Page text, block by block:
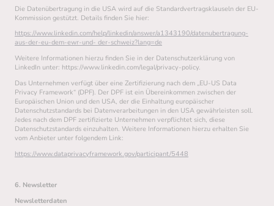
Die Datenübertragung in die USA wird auf die Standardvertragsklauseln der EU-
Kommission gestützt. Details finden Sie hier:
https://www.linkedin.com/help/linkedin/answer/a1343190/datenubertragung-
aus-der-eu-dem-ewr-und- der-schweiz?lang=de
Weitere Informationen hierzu finden Sie in der Datenschutzerklärung von
LinkedIn unter: https://www.linkedin.com/legal/privacy-policy.
Das Unternehmen verfügt über eine Zertifizierung nach dem „EU-US Data
Privacy Framework“ (DPF). Der DPF ist ein Übereinkommen zwischen der
Europäischen Union und den USA, der die Einhaltung europäischer
Datenschutzstandards bei Datenverarbeitungen in den USA gewährleisten soll.
Jedes nach dem DPF zertifizierte Unternehmen verpflichtet sich, diese
Datenschutzstandards einzuhalten. Weitere Informationen hierzu erhalten Sie
vom Anbieter unter folgendem Link:
https://www.dataprivacyframework.gov/participant/5448
6. Newsletter
Newsletterdaten